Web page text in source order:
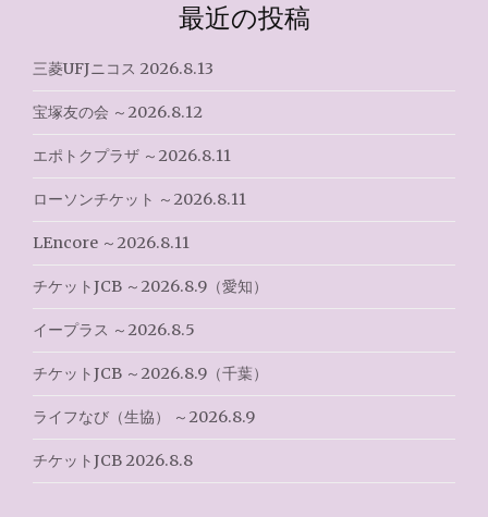
シ
ョ
ン
最近の投稿
三菱UFJニコス 2026.8.13
宝塚友の会 ～2026.8.12
エポトクプラザ ～2026.8.11
ローソンチケット ～2026.8.11
LEncore ～2026.8.11
チケットJCB ～2026.8.9（愛知）
イープラス ～2026.8.5
チケットJCB ～2026.8.9（千葉）
ライフなび（生協） ～2026.8.9
チケットJCB 2026.8.8